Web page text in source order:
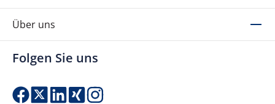
Über uns
Folgen Sie uns